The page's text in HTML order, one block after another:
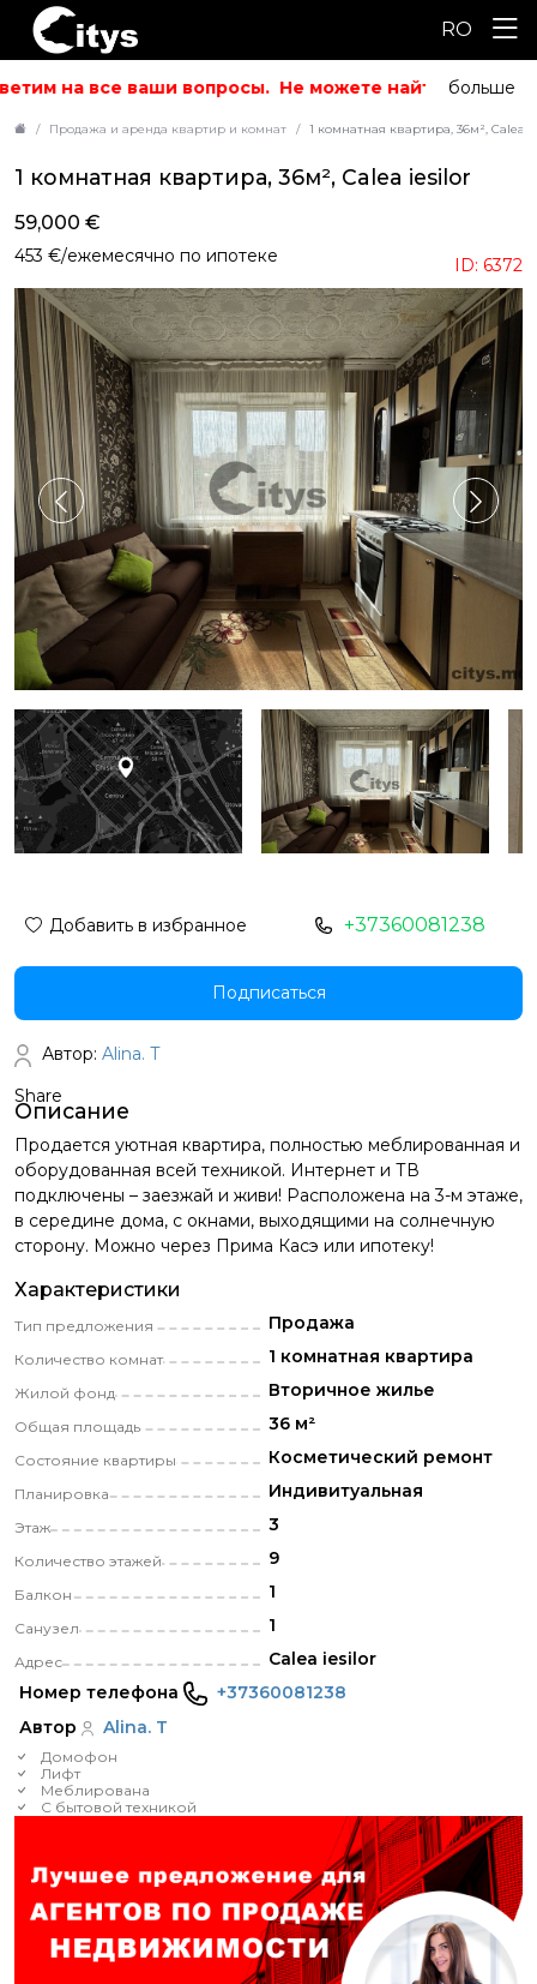
RO
на все ваши вопросы. Не можете найти то, что
больше
Продажа и аренда квартир и комнат 1 комнатная квартира, 36м², Calea
Описание
Продается уютная квартира, полностью меблированная и
оборудованная всей техникой. Интернет и ТВ
подключены – заезжай и живи! Расположена на 3-м этаже,
в середине дома, с окнами, выходящими на солнечную
сторону. Можно через Прима Касэ или ипотеку!
Характеристики
Тип предложения Продажа
Количество комнат 1 комнатная квартира
Жилой фонд Вторичное жилье
Общая площадь 36 м²
Состояние квартиры Косметический pемонт
Планировка Индивитуальная
Этаж 3
Количество этажей 9
Балкон 1
Санузел 1
Адрес
Calea iesilor
Номер телефона
+37360081238
Автор
Alina. T
Домофон
Лифт
Меблирована
С бытовой техникой
1 комнатная квартира, 36м², Calea iesilor
ID: 6372
59,000 €
453 €/ежемесячно по ипотеке
Добавить в избранное +37360081238
Подписаться
Автор: Alina. T
Share